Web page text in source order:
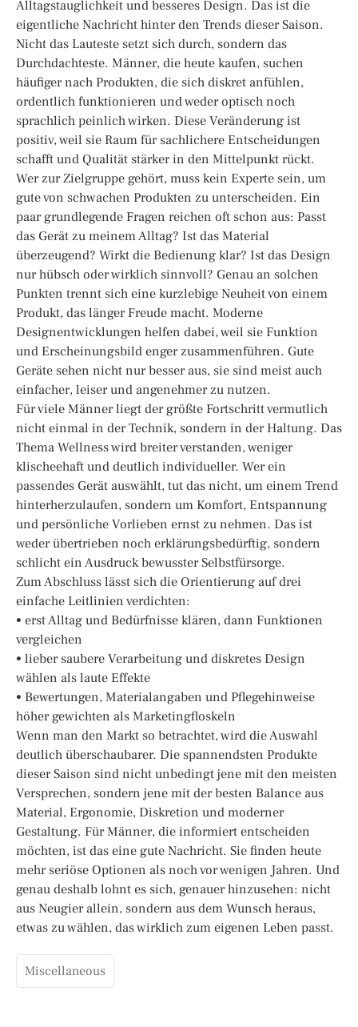
Alltagstauglichkeit und besseres Design. Das ist die
eigentliche Nachricht hinter den Trends dieser Saison.
Nicht das Lauteste setzt sich durch, sondern das
Durchdachteste. Männer, die heute kaufen, suchen
häufiger nach Produkten, die sich diskret anfühlen,
ordentlich funktionieren und weder optisch noch
sprachlich peinlich wirken. Diese Veränderung ist
positiv, weil sie Raum für sachlichere Entscheidungen
schafft und Qualität stärker in den Mittelpunkt rückt.
Wer zur Zielgruppe gehört, muss kein Experte sein, um
gute von schwachen Produkten zu unterscheiden. Ein
paar grundlegende Fragen reichen oft schon aus: Passt
das Gerät zu meinem Alltag? Ist das Material
überzeugend? Wirkt die Bedienung klar? Ist das Design
nur hübsch oder wirklich sinnvoll? Genau an solchen
Punkten trennt sich eine kurzlebige Neuheit von einem
Produkt, das länger Freude macht. Moderne
Designentwicklungen helfen dabei, weil sie Funktion
und Erscheinungsbild enger zusammenführen. Gute
Geräte sehen nicht nur besser aus, sie sind meist auch
einfacher, leiser und angenehmer zu nutzen.
Für viele Männer liegt der größte Fortschritt vermutlich
nicht einmal in der Technik, sondern in der Haltung. Das
Thema Wellness wird breiter verstanden, weniger
klischeehaft und deutlich individueller. Wer ein
passendes Gerät auswählt, tut das nicht, um einem Trend
hinterherzulaufen, sondern um Komfort, Entspannung
und persönliche Vorlieben ernst zu nehmen. Das ist
weder übertrieben noch erklärungsbedürftig, sondern
schlicht ein Ausdruck bewusster Selbstfürsorge.
Zum Abschluss lässt sich die Orientierung auf drei
einfache Leitlinien verdichten:
• erst Alltag und Bedürfnisse klären, dann Funktionen
vergleichen
• lieber saubere Verarbeitung und diskretes Design
wählen als laute Effekte
• Bewertungen, Materialangaben und Pflegehinweise
höher gewichten als Marketingfloskeln
Wenn man den Markt so betrachtet, wird die Auswahl
deutlich überschaubarer. Die spannendsten Produkte
dieser Saison sind nicht unbedingt jene mit den meisten
Versprechen, sondern jene mit der besten Balance aus
Material, Ergonomie, Diskretion und moderner
Gestaltung. Für Männer, die informiert entscheiden
möchten, ist das eine gute Nachricht. Sie finden heute
mehr seriöse Optionen als noch vor wenigen Jahren. Und
genau deshalb lohnt es sich, genauer hinzusehen: nicht
aus Neugier allein, sondern aus dem Wunsch heraus,
etwas zu wählen, das wirklich zum eigenen Leben passt.
Miscellaneous